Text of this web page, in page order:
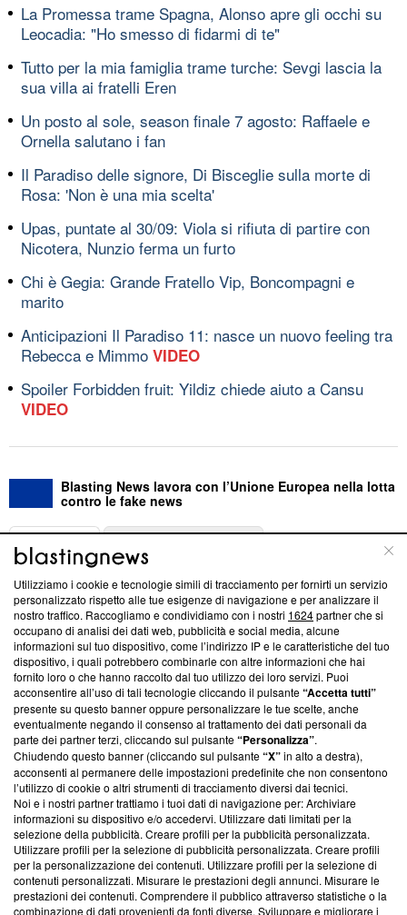
La Promessa trame Spagna, Alonso apre gli occhi su
Leocadia: "Ho smesso di fidarmi di te"
Tutto per la mia famiglia trame turche: Sevgi lascia la
sua villa ai fratelli Eren
Un posto al sole, season finale 7 agosto: Raffaele e
Ornella salutano i fan
Il Paradiso delle signore, Di Bisceglie sulla morte di
Rosa: 'Non è una mia scelta'
Upas, puntate al 30/09: Viola si rifiuta di partire con
Nicotera, Nunzio ferma un furto
Chi è Gegia: Grande Fratello Vip, Boncompagni e
marito
Anticipazioni Il Paradiso 11: nasce un nuovo feeling tra
Rebecca e Mimmo VIDEO
Spoiler Forbidden fruit: Yildiz chiede aiuto a Cansu
VIDEO
Blasting News lavora con l’Unione Europea nella lotta
contro le fake news
ABOUT
Questa sezione offre informazioni trasparenti su Blasting
News, sui nostri processi editoriali e su come ci impegniamo a
creare news di qualità. Inoltre, afferma la nostra aderenza a
‘Trust Project - News with Integrity’Blasting News non è
ancora membro del programma, ma ha richiesto di farne
parte; Trust Project non ha ancora effettuato una verifica di
conformità agli standard.
Su di noi
Team editoriale
Corporate
Redazione
Informativa Privacy
Cookie Policy
Utilizziamo i cookie e tecnologie simili di tracciamento per fornirti un servizio
personalizzato rispetto alle tue esigenze di navigazione e per analizzare il
nostro traffico. Raccogliamo e condividiamo con i nostri 1624partner che si
occupano di analisi dei dati web, pubblicità e social media, alcune
informazioni sul tuo dispositivo, come l’indirizzo IP e le caratteristiche del tuo
dispositivo, i quali potrebbero combinarle con altre informazioni che hai
fornito loro o che hanno raccolto dal tuo utilizzo dei loro servizi. Puoi
acconsentire all’uso di tali tecnologie cliccando il pulsante“Accetta tutti”
presente su questo banner oppure personalizzare le tue scelte, anche
eventualmente negando il consenso al trattamento dei dati personali da
parte dei partner terzi, cliccando sul pulsante“Personalizza”.
Chiudendo questo banner (cliccando sul pulsante“X”in alto a destra),
acconsenti al permanere delle impostazioni predefinite che non consentono
l’utilizzo di cookie o altri strumenti di tracciamento diversi dai tecnici.
Noi e i nostri partner trattiamo i tuoi dati di navigazione per: Archiviare
informazioni su dispositivo e/o accedervi. Utilizzare dati limitati per la
selezione della pubblicità. Creare profili per la pubblicità personalizzata.
Utilizzare profili per la selezione di pubblicità personalizzata. Creare profili
per la personalizzazione dei contenuti. Utilizzare profili per la selezione di
contenuti personalizzati. Misurare le prestazioni degli annunci. Misurare le
prestazioni dei contenuti. Comprendere il pubblico attraverso statistiche o la
combinazione di dati provenienti da fonti diverse. Sviluppare e migliorare i